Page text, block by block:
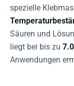
spezielle
Säuren und
liegt bei bis zu
Anwendungen